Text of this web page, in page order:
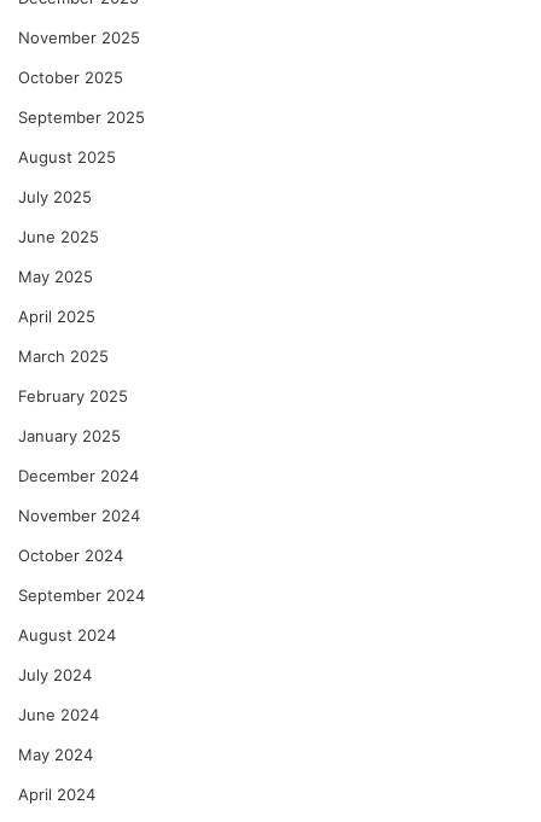
November 2025
October 2025
September 2025
August 2025
July 2025
June 2025
May 2025
April 2025
March 2025
February 2025
January 2025
December 2024
November 2024
October 2024
September 2024
August 2024
July 2024
June 2024
May 2024
April 2024